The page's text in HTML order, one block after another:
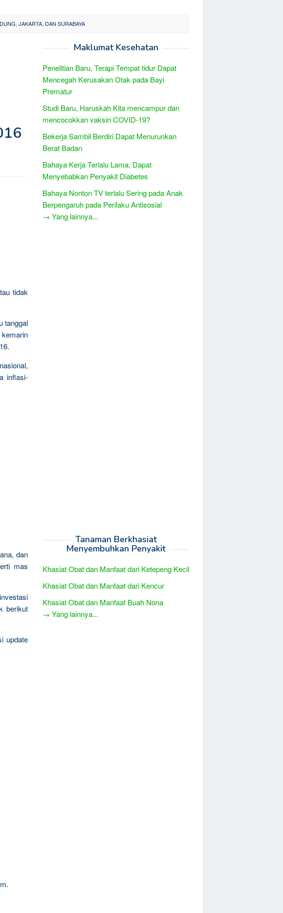
JAKARTA, DAN SURABAYA
tidak
tanggal
inflasi-
dan
mas
berikut
update
Maklumat Kesehatan
Penelitian Baru, Terapi Tempat tidur Dapat
Mencegah Kerusakan Otak pada Bayi
Prematur
Studi Baru, Haruskah Kita mencampur dan
mencocokkan vaksin COVID-19?
Bekerja Sambil Berdiri Dapat Menurunkan
Berat Badan
Bahaya Kerja Terlalu Lama, Dapat
Menyebabkan Penyakit Diabetes
Bahaya Nonton TV terlalu Sering pada Anak
Berpengaruh pada Perilaku Antisosial
→ Yang lainnya...
Tanaman Berkhasiat
Menyembuhkan Penyakit
Khasiat Obat dan Manfaat dari Ketepeng Kecil
Khasiat Obat dan Manfaat dari Kencur
Khasiat Obat dan Manfaat Buah Nona
→ Yang lainnya...